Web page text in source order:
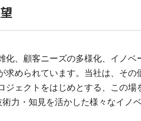
化、顧客ニーズの多様化、イノ
求められています。当社は、その
ジェクトをはじめとする、この場
力・知見を活かした様々なイノ